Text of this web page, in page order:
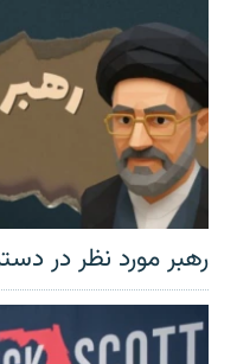
رهبر مورد نظر در